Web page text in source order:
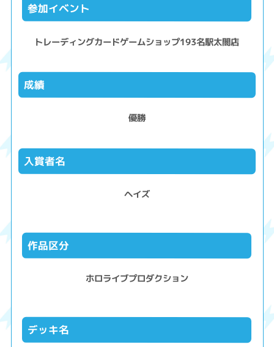
参加イベント
トレーディングカードゲームショップ193名駅太閤店
成績
優勝
入賞者名
ヘイズ
作品区分
ホロライブプロダクション
デッキ名